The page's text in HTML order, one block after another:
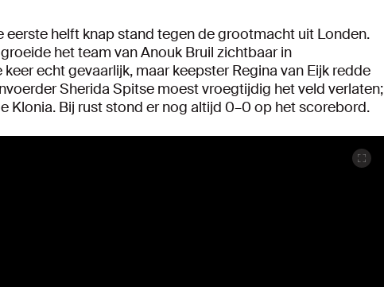
eerste helft knap stand tegen de grootmacht uit Londen.
het team van Anouk Bruil zichtbaar in
echt gevaarlijk, maar keepster Regina van Eijk redde
Sherida Spitse moest vroegtijdig het veld verlaten;
Klonia. Bij rust stond er nog altijd 0–0 op het scorebord.